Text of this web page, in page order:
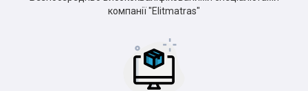
компанії "Elitmatras"